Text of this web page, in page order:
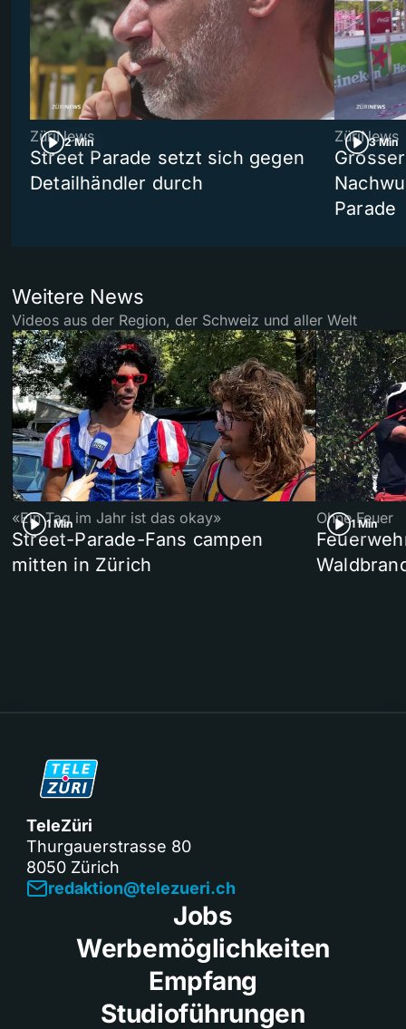
2 Min
ZüriNews
Street Parade setzt sich gegen
Detailhändler durch
3 Min
ZüriNews
Parade
Weitere News
Videos aus der Region, der Schweiz und aller Welt
1 Min
«Ein Tag im Jahr ist das okay»
Street-Parade-Fans campen
mitten in Zürich
1 Min
Ohne Feuer
TeleZüri
Thurgauerstrasse 80
8050 Zürich
redaktion@telezueri.ch
Jobs
Werbemöglichkeiten
Empfang
Studioführungen